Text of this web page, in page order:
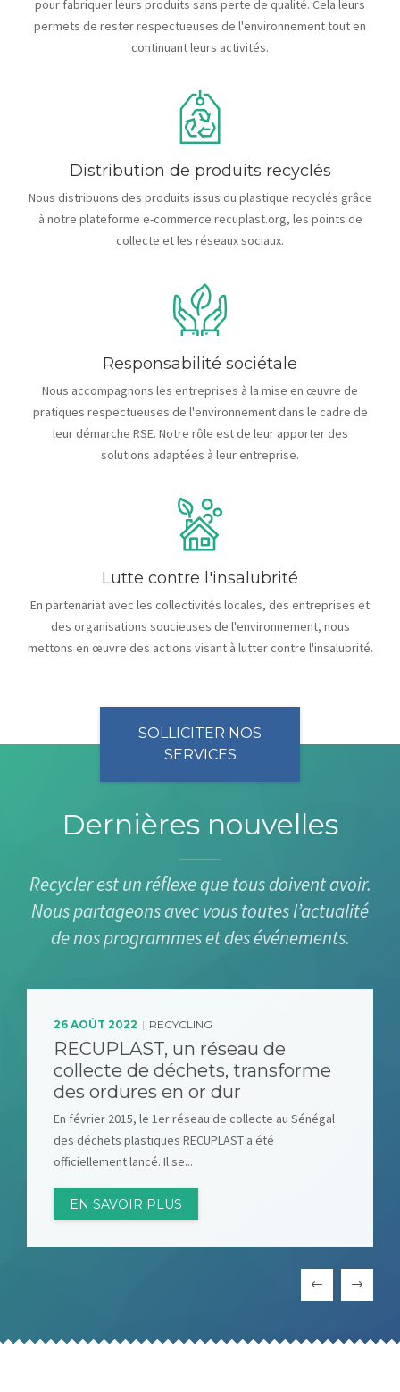
pour fabriquer leurs produits sans perte de qualité. Cela leurs
permets de rester respectueuses de l'environnement tout en
continuant leurs activités.
Distribution de produits recyclés
Nous distribuons des produits issus du plastique recyclés grâce
à notre plateforme e-commerce recuplast.org, les points de
collecte et les réseaux sociaux.
Responsabilité sociétale
Nous accompagnons les entreprises à la mise en œuvre de
pratiques respectueuses de l'environnement dans le cadre de
leur démarche RSE. Notre rôle est de leur apporter des
solutions adaptées à leur entreprise.
Lutte contre l'insalubrité
En partenariat avec les collectivités locales, des entreprises et
des organisations soucieuses de l'environnement, nous
mettons en œuvre des actions visant à lutter contre l'insalubrité.
SOLLICITER NOS
SERVICES
Dernières nouvelles
Recycler est un réflexe que tous doivent avoir.
Nous partageons avec vous toutes l’actualité
de nos programmes et des événements.
26 AOÛT 2022 | RECYCLING
RECUPLAST, un réseau de
collecte de déchets, transforme
des ordures en or dur
En février 2015, le 1er réseau de collecte au Sénégal
des déchets plastiques RECUPLAST a été
officiellement lancé. Il se...
EN SAVOIR PLUS